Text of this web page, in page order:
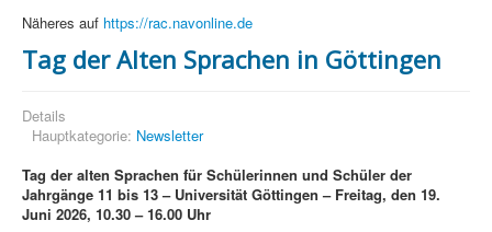
Näheres auf https://rac.navonline.de
Tag der Alten Sprachen in Göttingen
Details
Hauptkategorie: Newsletter
Tag der alten Sprachen für Schülerinnen und Schüler der
Jahrgänge 11 bis 13 – Universität Göttingen – Freitag, den 19.
Juni 2026, 10.30 – 16.00 Uhr